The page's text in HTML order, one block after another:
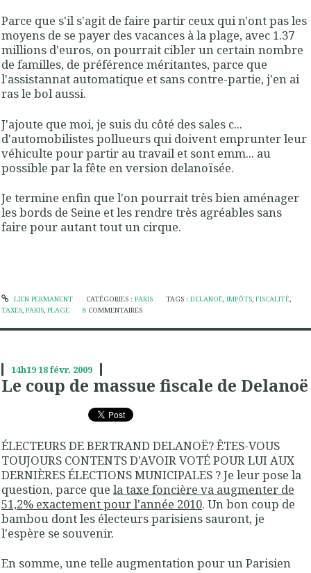
Parce que s'il s'agit de faire partir ceux qui n'ont pas les
moyens de se payer des vacances à la plage, avec 1.37
millions d'euros, on pourrait cibler un certain nombre
de familles, de préférence méritantes, parce que
l'assistannat automatique et sans contre-partie, j'en ai
ras le bol aussi.
J'ajoute que moi, je suis du côté des sales c...
d'automobilistes pollueurs qui doivent emprunter leur
véhiculte pour partir au travail et sont emm... au
possible par la fête en version delanoïsée.
Je termine enfin que l'on pourrait très bien aménager
les bords de Seine et les rendre très agréables sans
faire pour autant tout un cirque.
LIEN PERMANENT CATÉGORIES : PARIS TAGS :DELANOË,IMPÔTS,FISCALITÉ,
TAXES, PARIS, PLAGE 8 COMMENTAIRES
14h1918févr. 2009
Le coup de massue fiscale de Delanoë
ÉLECTEURS DE BERTRAND DELANOË? ÊTES-VOUS
TOUJOURS CONTENTS D'AVOIR VOTÉ POUR LUI AUX
DERNIÈRES ÉLECTIONS MUNICIPALES ? Je leur pose la
question, parce que la taxe foncière va augmenter de
51,2% exactement pour l'année 2010. Un bon coup de
bambou dont les électeurs parisiens sauront, je
l'espère se souvenir.
En somme, une telle augmentation pour un Parisien